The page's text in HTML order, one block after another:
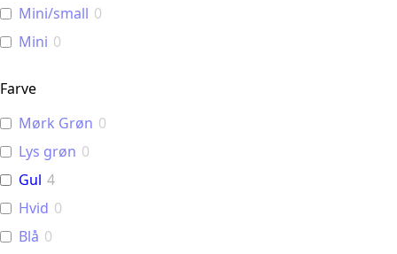
Mini/small 0
Mini 0
Farve
Mørk Grøn 0
Lys grøn 0
Gul 4
Hvid 0
Blå 0